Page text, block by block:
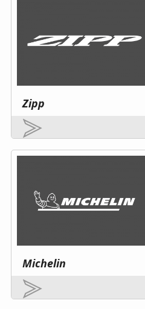
Zipp
Michelin